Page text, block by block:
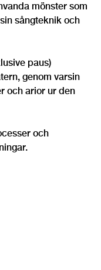
mönster som
sångteknik och
paus)
genom varsin
och arior ur den
och